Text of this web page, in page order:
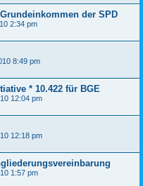
der SPD
2:34 pm
8:49 pm
* 10.422 für BGE
12:04 pm
12:18 pm
1:57 pm